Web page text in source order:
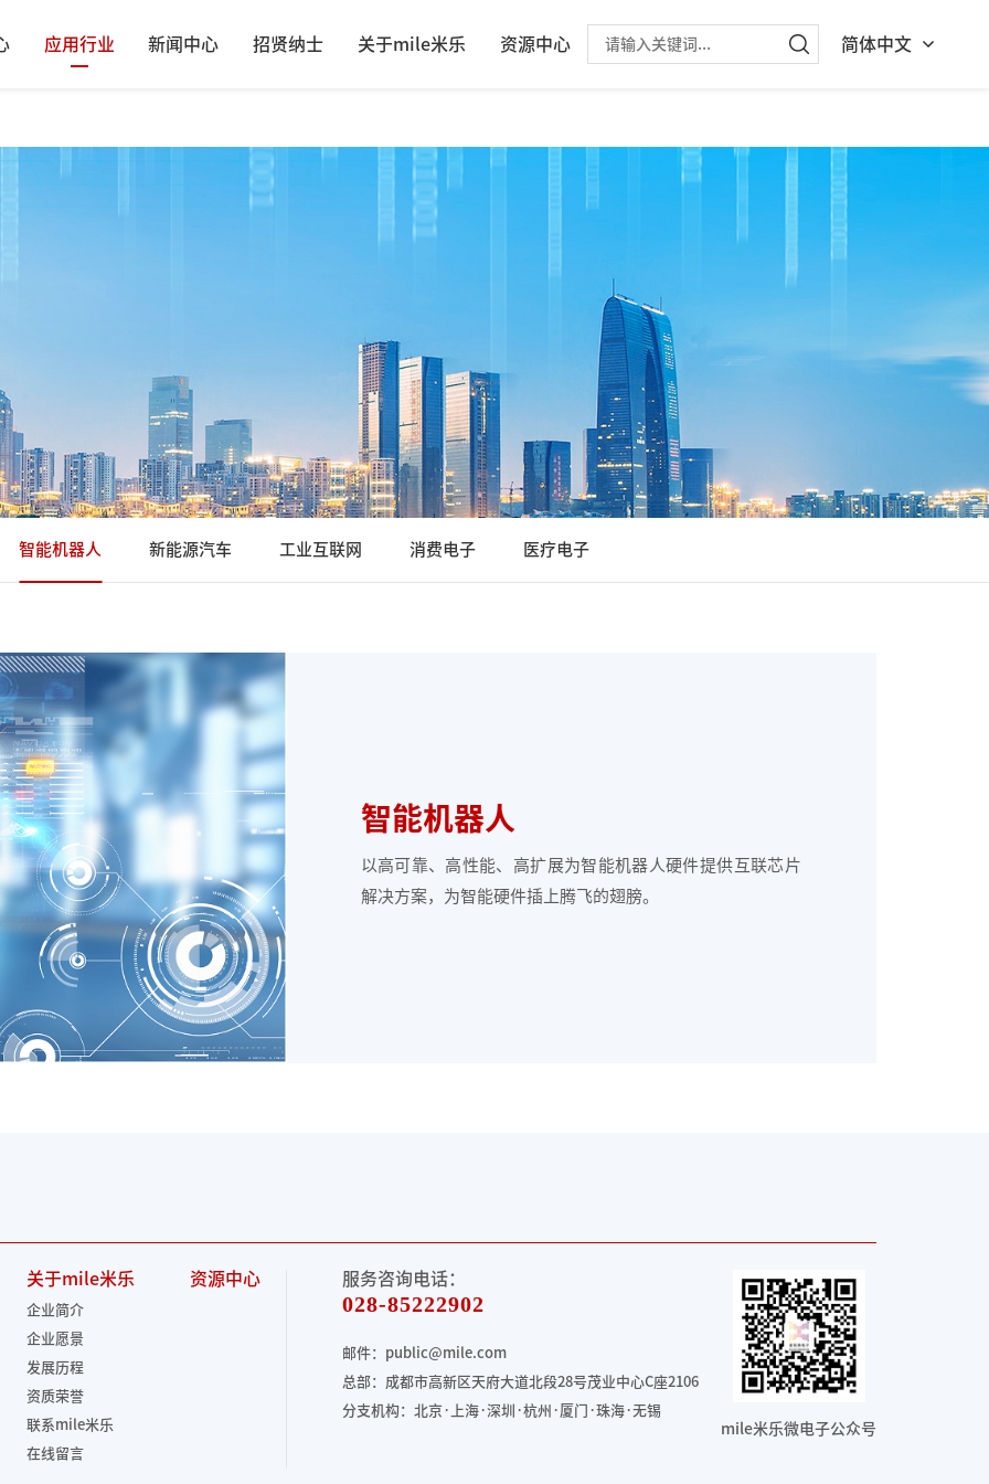
应用行业 新闻中心 招贤纳士 关于mile米乐 资源中心 简体中文
智能机器人 新能源汽车 工业互联网 消费电子 医疗电子
智能机器人
以高可靠、高性能、高扩展为智能机器人硬件提供互联芯片
解决方案，为智能硬件插上腾飞的翅膀。
关于mile米乐
企业简介
企业愿景
发展历程
资质荣誉
联系mile米乐
在线留言
资源中心 服务咨询电话：
028-85222902
邮件：public@mile.com
总部：成都市高新区天府大道北段28号茂业中心C座2106
分支机构：北京·上海·深圳·杭州·厦门·珠海·无锡
mile米乐微电子公众号